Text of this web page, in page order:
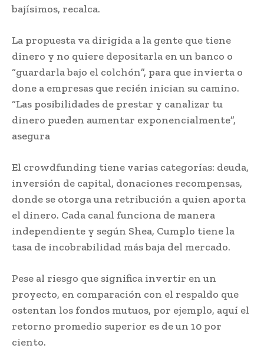
bajísimos, recalca.
La propuesta va dirigida a la gente que tiene
dinero y no quiere depositarla en un banco o
“guardarla bajo el colchón”, para que invierta o
done a empresas que recién inician su camino.
“Las posibilidades de prestar y canalizar tu
dinero pueden aumentar exponencialmente”,
asegura
El crowdfunding tiene varias categorías: deuda,
inversión de capital, donaciones recompensas,
donde se otorga una retribución a quien aporta
el dinero. Cada canal funciona de manera
independiente y según Shea, Cumplo tiene la
tasa de incobrabilidad más baja del mercado.
Pese al riesgo que significa invertir en un
proyecto, en comparación con el respaldo que
ostentan los fondos mutuos, por ejemplo, aquí el
retorno promedio superior es de un 10 por
ciento.